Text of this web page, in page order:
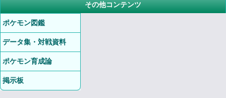
その他コンテンツ
ポケモン図鑑
データ集・対戦資料
ポケモン育成論
掲示板